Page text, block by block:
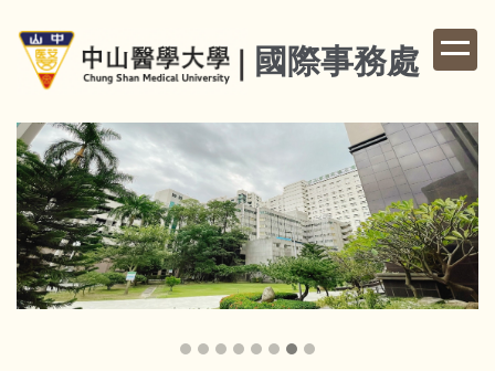
到
內
容
區
國際事務處